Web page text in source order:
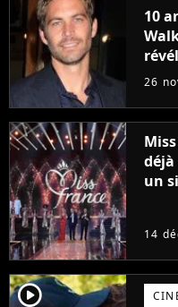
10
26
déjà
un
14
player2